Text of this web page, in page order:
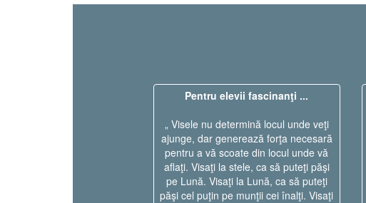
Pentru elevii fascinanţi ...
„ Visele nu determină locul unde veţi
ajunge, dar generează forţa necesară
pentru a vă scoate din locul unde vă
aflaţi. Visaţi la stele, ca să puteţi păşi
pe Lună. Visaţi la Lună, ca să puteţi
păşi cel puţin pe munţii cei înalţi. Visaţi